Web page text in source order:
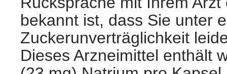
bekannt ist, dass Sie unter
Zuckerunverträglichkeit
Dieses Arzneimittel enthält